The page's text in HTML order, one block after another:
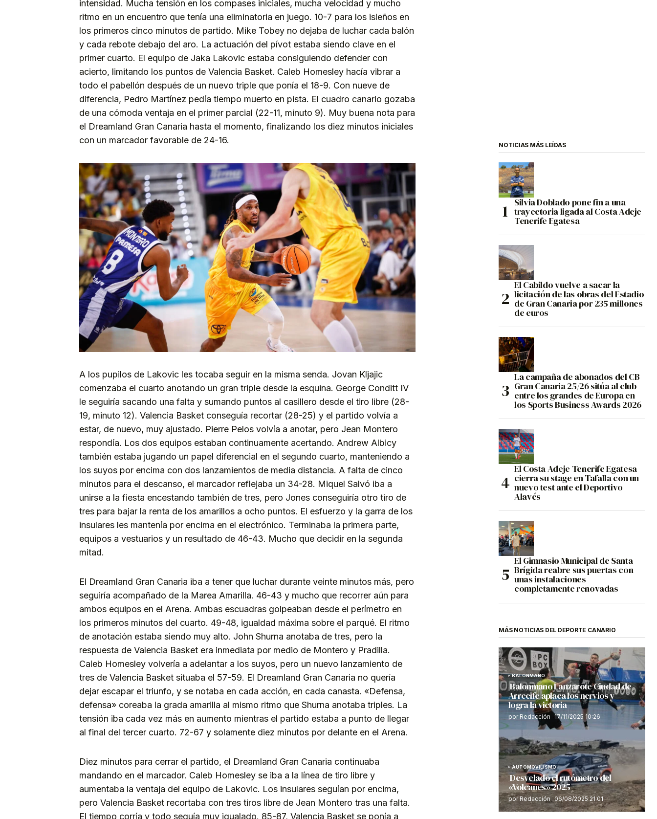
intensidad. Mucha tensión en los compases iniciales, mucha velocidad y mucho
ritmo en un encuentro que tenía una eliminatoria en juego. 10-7 para los isleños en
los primeros cinco minutos de partido. Mike Tobey no dejaba de luchar cada balón
y cada rebote debajo del aro. La actuación del pívot estaba siendo clave en el
primer cuarto. El equipo de Jaka Lakovic estaba consiguiendo defender con
acierto, limitando los puntos de Valencia Basket. Caleb Homesley hacía vibrar a
todo el pabellón después de un nuevo triple que ponía el 18-9. Con nueve de
diferencia, Pedro Martínez pedía tiempo muerto en pista. El cuadro canario gozaba
de una cómoda ventaja en el primer parcial (22-11, minuto 9). Muy buena nota para
el Dreamland Gran Canaria hasta el momento, finalizando los diez minutos iniciales
con un marcador favorable de 24-16.
A los pupilos de Lakovic les tocaba seguir en la misma senda. Jovan Kljajic
comenzaba el cuarto anotando un gran triple desde la esquina. George Conditt IV
le seguiría sacando una falta y sumando puntos al casillero desde el tiro libre (28-
19, minuto 12). Valencia Basket conseguía recortar (28-25) y el partido volvía a
estar, de nuevo, muy ajustado. Pierre Pelos volvía a anotar, pero Jean Montero
respondía. Los dos equipos estaban continuamente acertando. Andrew Albicy
también estaba jugando un papel diferencial en el segundo cuarto, manteniendo a
los suyos por encima con dos lanzamientos de media distancia. A falta de cinco
minutos para el descanso, el marcador reflejaba un 34-28. Miquel Salvó iba a
unirse a la fiesta encestando también de tres, pero Jones conseguiría otro tiro de
tres para bajar la renta de los amarillos a ocho puntos. El esfuerzo y la garra de los
insulares les mantenía por encima en el electrónico. Terminaba la primera parte,
equipos a vestuarios y un resultado de 46-43. Mucho que decidir en la segunda
mitad.
El Dreamland Gran Canaria iba a tener que luchar durante veinte minutos más, pero
seguiría acompañado de la Marea Amarilla. 46-43 y mucho que recorrer aún para
ambos equipos en el Arena. Ambas escuadras golpeaban desde el perímetro en
los primeros minutos del cuarto. 49-48, igualdad máxima sobre el parqué. El ritmo
de anotación estaba siendo muy alto. John Shurna anotaba de tres, pero la
respuesta de Valencia Basket era inmediata por medio de Montero y Pradilla.
Caleb Homesley volvería a adelantar a los suyos, pero un nuevo lanzamiento de
tres de Valencia Basket situaba el 57-59. El Dreamland Gran Canaria no quería
dejar escapar el triunfo, y se notaba en cada acción, en cada canasta. «Defensa,
defensa» coreaba la grada amarilla al mismo ritmo que Shurna anotaba triples. La
tensión iba cada vez más en aumento mientras el partido estaba a punto de llegar
al final del tercer cuarto. 72-67 y solamente diez minutos por delante en el Arena.
Diez minutos para cerrar el partido, el Dreamland Gran Canaria continuaba
mandando en el marcador. Caleb Homesley se iba a la línea de tiro libre y
aumentaba la ventaja del equipo de Lakovic. Los insulares seguían por encima,
pero Valencia Basket recortaba con tres tiros libre de Jean Montero tras una falta.
El tiempo corría y todo seguía muy igualado. 85-87, Valencia Basket se ponía a
NOTICIAS MÁS LEÍDAS
Silvia Doblado pone fin a una
trayectoria ligada al Costa Adeje
Tenerife Egatesa
El Cabildo vuelve a sacar la
licitación de las obras del Estadio
de Gran Canaria por 235 millones
de euros
La campaña de abonados del CB
Gran Canaria 25/26 sitúa al club
entre los grandes de Europa en
los Sports Business Awards 2026
El Costa Adeje Tenerife Egatesa
cierra su stage en Tafalla con un
nuevo test ante el Deportivo
Alavés
El Gimnasio Municipal de Santa
Brígida reabre sus puertas con
unas instalaciones
completamente renovadas
MÁS NOTICIAS DEL DEPORTE CANARIO
BALONMANO
Balonmano Lanzarote Ciudad de
Arrecife aplaca los nervios y
logra la victoria
por Redacción 17/11/2025 10:26
AUTOMOVILISMO
Desvelado el rutómetro del
«Volcanes» 2025
por Redacción 06/08/2025 21:01